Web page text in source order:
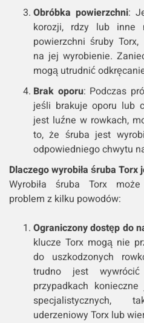
Obróbka powierzchni:
korozji, rdzy lub inne
powierzchni śruby
na jej wyrobienie.
mogą utrudnić
Brak oporu: Podczas
jeśli brakuje oporu lub
jest luźne w rowkach,
to, że śruba jest
odpowiedniego chwytu
Dlaczego wyrobiła śruba Torx
Wyrobiła śruba Torx
problem z kilku powodów:
Ograniczony dostęp do
klucze Torx mogą nie
do uszkodzonych
trudno jest
przypadkach
uderzeniowy Torx lub